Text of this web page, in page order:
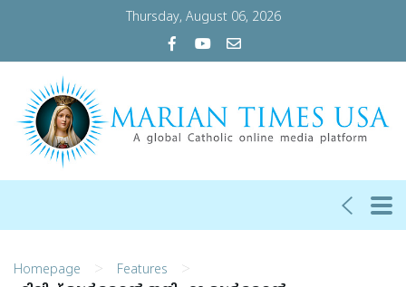
Thursday, August 06, 2026
Homepage > Features >